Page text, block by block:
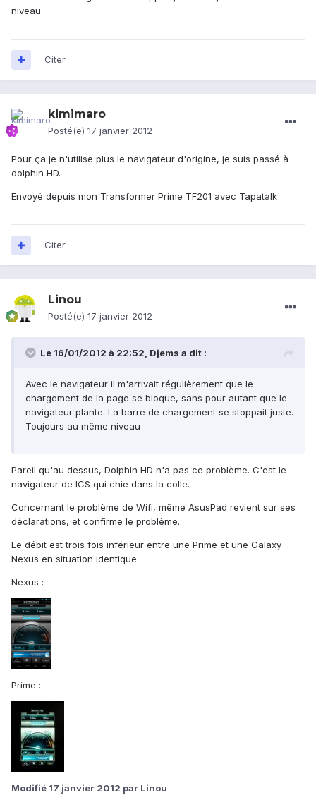
niveau
Citer
kimimaro
Posté(e) 17 janvier 2012
Pour ça je n'utilise plus le navigateur d'origine, je suis passé à
dolphin HD.
Envoyé depuis mon Transformer Prime TF201 avec Tapatalk
Citer
Linou
Posté(e) 17 janvier 2012
Le 16/01/2012 à 22:52, Djems a dit :
Avec le navigateur il m'arrivait régulièrement que le
chargement de la page se bloque, sans pour autant que le
navigateur plante. La barre de chargement se stoppait juste.
Toujours au même niveau
Pareil qu'au dessus, Dolphin HD n'a pas ce problème. C'est le
navigateur de ICS qui chie dans la colle.
Concernant le problème de Wifi, même AsusPad revient sur ses
déclarations, et confirme le problème.
Le débit est trois fois inférieur entre une Prime et une Galaxy
Nexus en situation identique.
Nexus :
Prime :
Modifié 17 janvier 2012 par Linou